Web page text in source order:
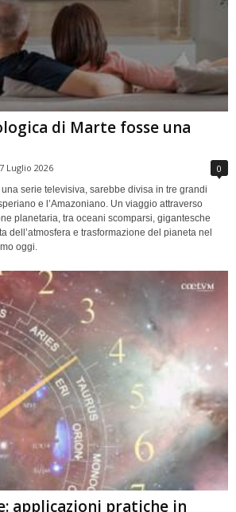
di Marte fosse una
Luglio 2026 0
serie televisiva, sarebbe divisa in tre grandi
e l’Amazoniano. Un viaggio attraverso
planetaria, tra oceani scomparsi, gigantesche
dell’atmosfera e trasformazione del pianeta nel
oggi.
applicazioni pratiche in